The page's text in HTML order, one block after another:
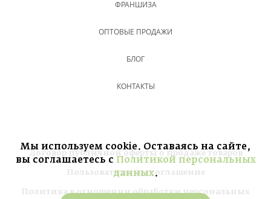
ФРАНШИЗА
ОПТОВЫЕ ПРОДАЖИ
БЛОГ
КОНТАКТЫ
Мы используем cookie. Оставаясь на сайте,
вы соглашаетесь с Политикой персональных
данных.
Договор публичной оферты о продаже товаров
Пользовательское соглашение
Политика в отношении обработки персональных